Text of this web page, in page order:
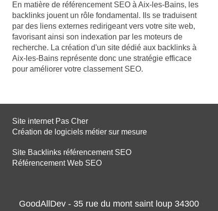
En matière de référencement SEO à Aix-les-Bains, les
backlinks jouent un rôle fondamental. Ils se traduisent
par des liens externes redirigeant vers votre site web,
favorisant ainsi son indexation par les moteurs de
recherche. La création d'un site dédié aux backlinks à
Aix-les-Bains représente donc une stratégie efficace
pour améliorer votre classement SEO.
Site internet Pas Cher
Création de logiciels métier sur mesure
Site Backlinks référencement SEO
Référencement Web SEO
GoodAllDev - 35 rue du mont saint loup 34300